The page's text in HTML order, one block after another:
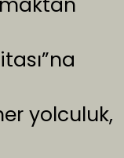
yolculuk,